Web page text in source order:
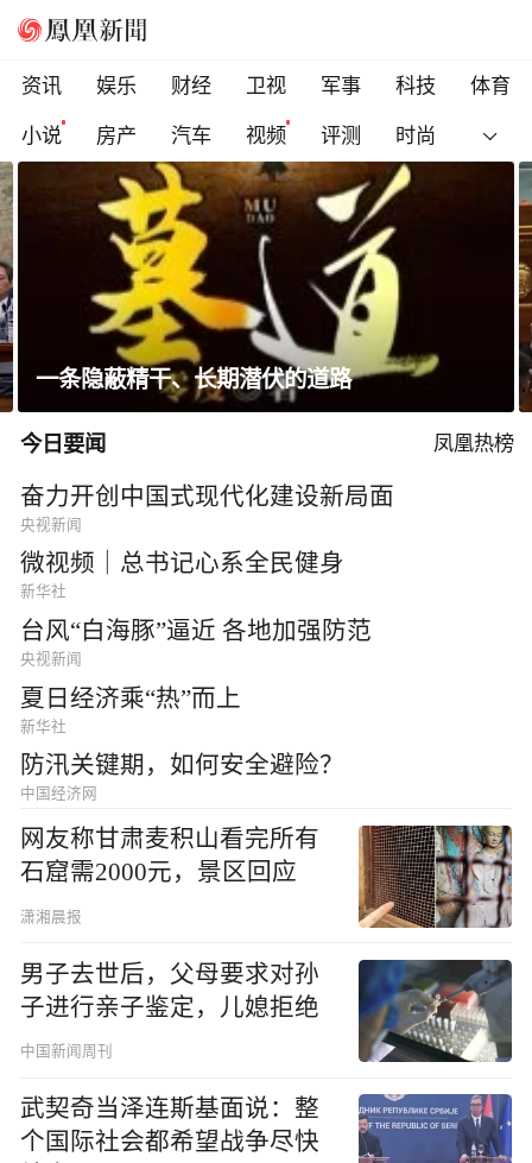
资讯 娱乐 财经 卫视 军事 科技
体育
小说
房产 汽车 视频 评测 时尚
科索沃总理遭反对派议员扔鸡蛋，直播被紧急
切断
今日要闻 凤凰热榜
奋力开创中国式现代化建设新局面
央视新闻
微视频｜总书记心系全民健身
新华社
台风“白海豚”逼近 各地加强防范
央视新闻
夏日经济乘“热”而上
新华社
防汛关键期，如何安全避险？
中国经济网
网友称甘肃麦积山看完所有
石窟需2000元，景区回应
潇湘晨报
男子去世后，父母要求对孙
子进行亲子鉴定，儿媳拒绝
中国新闻周刊
武契奇当泽连斯基面说：整
个国际社会都希望战争尽快